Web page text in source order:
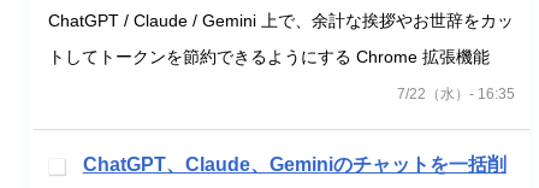
ChatGPT / Claude / Gemini 上で、余計な挨拶やお世辞をカッ
トしてトークンを節約できるようにする Chrome 拡張機能
7/22（水）- 16:35
ChatGPT、Claude、Geminiのチャットを一括削